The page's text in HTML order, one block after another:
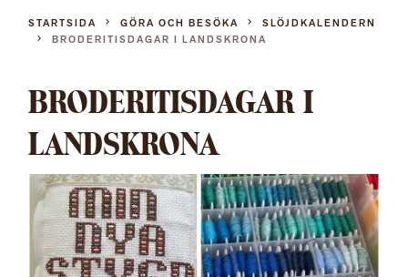
STARTSIDA GÖRA OCH BESÖKA
SLÖJDKALENDERN
BRODERITISDAGAR I LANDSKRONA
BRODERITISDAGAR I
LANDSKRONA